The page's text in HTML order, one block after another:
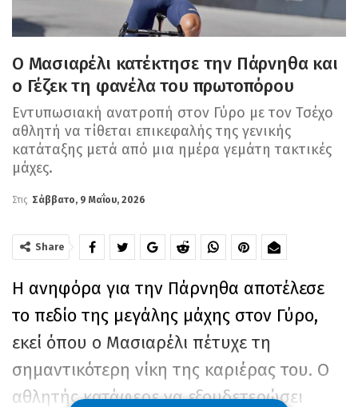
Ο Μασιαρέλι κατέκτησε την Πάρνηθα και
ο Γέζεκ τη φανέλα του πρωτοπόρου
Εντυπωσιακή ανατροπή στον Γύρο με τον Τσέχο
αθλητή να τίθεται επικεφαλής της γενικής
κατάταξης μετά από μια ημέρα γεμάτη τακτικές
μάχες.
Στις Σάββατο, 9 Μαΐου, 2026
Share
Η ανηφόρα για την Πάρνηθα αποτέλεσε
το πεδίο της μεγάλης μάχης στον Γύρο,
εκεί όπου ο Μασιαρέλι πέτυχε τη
σημαντικότερη νίκη της καριέρας του. Ο
αθλητής κατάφερε να εξουδετερώσει